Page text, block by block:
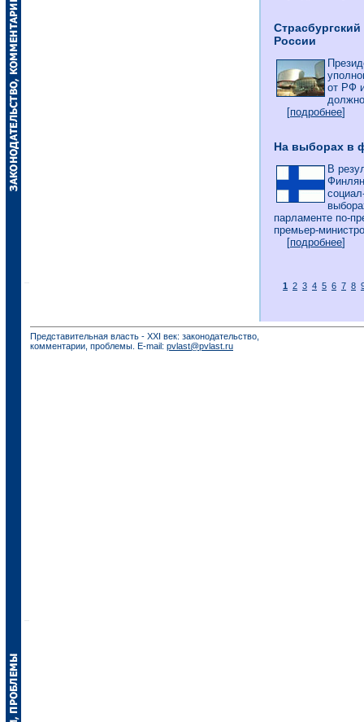
России
от РФ
[подробнее]
На выборах в
В
парламенте по-
премьер-
[подробнее]
1 2 3 4 5 6 7 8
Представительная власть - XXI век: законодательство,
комментарии, проблемы. E-mail: pvlast@pvlast.ru